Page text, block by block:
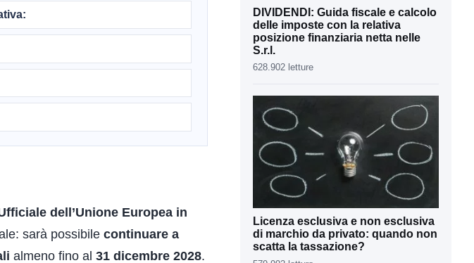
dell’Unione Europea in
sarà possibile continuare a
almeno fino al 31 dicembre 2028.
DIVIDENDI: Guida fiscale e calcolo
delle imposte con la relativa
posizione finanziaria netta nelle
S.r.l.
628.902 letture
Licenza esclusiva e non esclusiva
di marchio da privato: quando non
scatta la tassazione?